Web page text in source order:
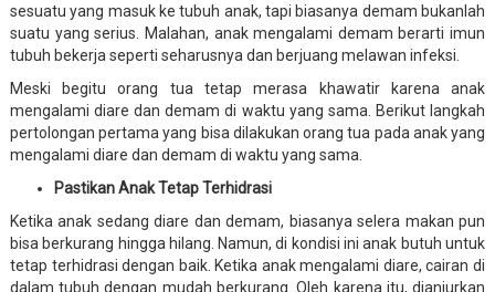
sesuatu yang masuk ke tubuh anak, tapi biasanya demam bukanlah
suatu yang serius. Malahan, anak mengalami demam berarti imun
tubuh bekerja seperti seharusnya dan berjuang melawan infeksi.
Meski begitu orang tua tetap merasa khawatir karena anak
mengalami diare dan demam di waktu yang sama. Berikut langkah
pertolongan pertama yang bisa dilakukan orang tua pada anak yang
mengalami diare dan demam di waktu yang sama.
Pastikan Anak Tetap Terhidrasi
Ketika anak sedang diare dan demam, biasanya selera makan pun
bisa berkurang hingga hilang. Namun, di kondisi ini anak butuh untuk
tetap terhidrasi dengan baik. Ketika anak mengalami diare, cairan di
dalam tubuh dengan mudah berkurang. Oleh karena itu, dianjurkan